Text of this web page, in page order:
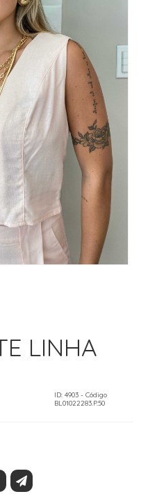
LINHA
ID: 4903 - Código
BL01022283.P.50